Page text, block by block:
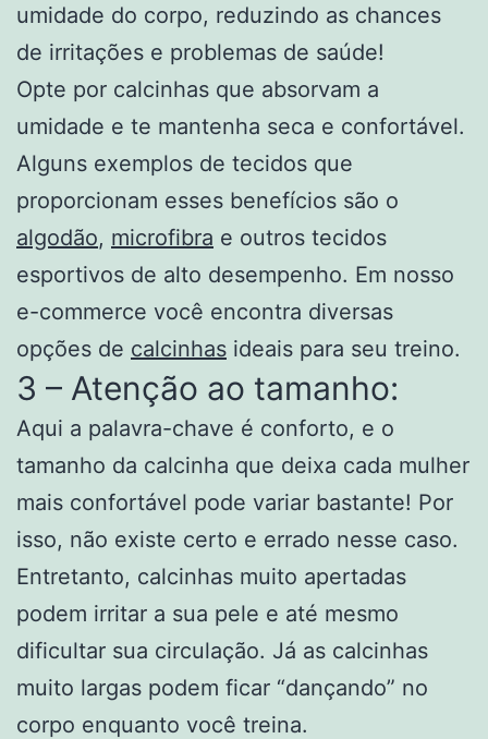
umidade do corpo, reduzindo as chances
de irritações e problemas de saúde!
Opte por calcinhas que absorvam a
umidade e te mantenha seca e confortável.
Alguns exemplos de tecidos que
proporcionam esses benefícios são o
algodão, microfibra e outros tecidos
esportivos de alto desempenho. Em nosso
e-commerce você encontra diversas
opções de calcinhas ideais para seu treino.
3 – Atenção ao tamanho:
Aqui a palavra-chave é conforto, e o
tamanho da calcinha que deixa cada mulher
mais confortável pode variar bastante! Por
isso, não existe certo e errado nesse caso.
Entretanto, calcinhas muito apertadas
podem irritar a sua pele e até mesmo
dificultar sua circulação. Já as calcinhas
muito largas podem ficar “dançando” no
corpo enquanto você treina.